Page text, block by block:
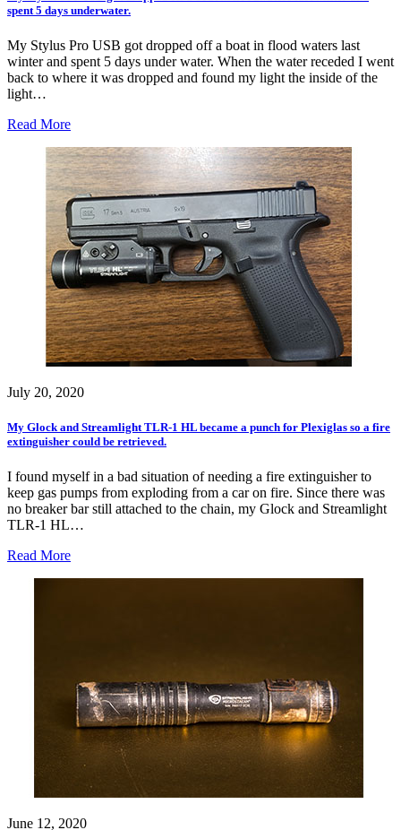
spent 5 days underwater.
My Stylus Pro USB got dropped off a boat in flood waters last
winter and spent 5 days under water. When the water receded I went
back to where it was dropped and found my light the inside of the
light…
Read More
July 20, 2020
My Glock and Streamlight TLR-1 HL became a punch for Plexiglas so a fire
extinguisher could be retrieved.
I found myself in a bad situation of needing a fire extinguisher to
keep gas pumps from exploding from a car on fire. Since there was
no breaker bar still attached to the chain, my Glock and Streamlight
TLR-1 HL…
Read More
June 12, 2020